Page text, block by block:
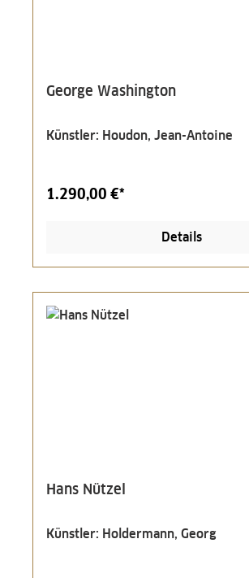
George Washington
Künstler: Houdon, Jean-Antoine
1.290,00 €*
Details
Hans Nützel
Künstler: Holdermann, Georg